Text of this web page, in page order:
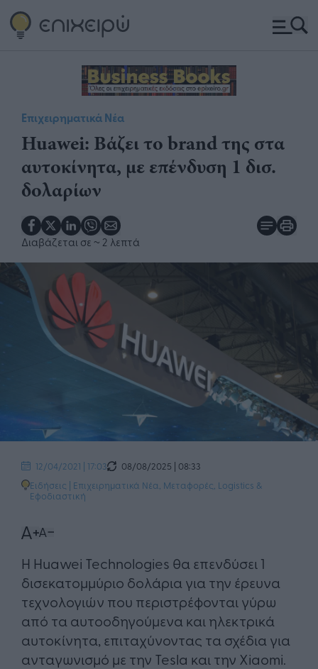
Επιχειρηματικά Νέα
Huawei: Βάζει το brand της στα
αυτοκίνητα, με επένδυση 1 δισ.
δολαρίων
Διαβάζεται σε ~ 2 λεπτά
12/04/2021 | 17:03
08/08/2025 | 08:33
Ειδήσεις | Επιχειρηματικά Νέα Μεταφορές, Logistics &
Εφοδιαστική
Η Huawei Technologies θα επενδύσει 1
δισεκατομμύριο δολάρια για την έρευνα
τεχνολογιών που περιστρέφονται γύρω
από τα αυτοοδηγούμενα και ηλεκτρικά
αυτοκίνητα, επιταχύνοντας τα σχέδια για
ανταγωνισμό με την Tesla και την Xiaomi.